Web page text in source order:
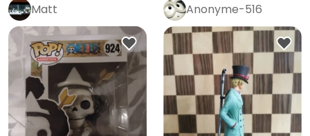
Matt Anonyme-516